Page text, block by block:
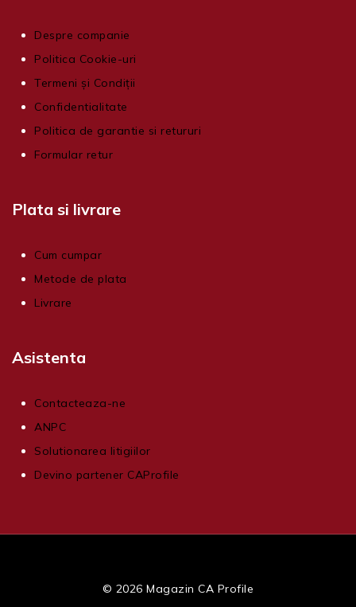
Despre companie
Politica Cookie-uri
Termeni și Condiții
Confidentialitate
Politica de garantie si retururi
Formular retur
Plata si livrare
Cum cumpar
Metode de plata
Livrare
Asistenta
Contacteaza-ne
ANPC
Solutionarea litigiilor
Devino partener CAProfile
© 2026 Magazin CA Profile